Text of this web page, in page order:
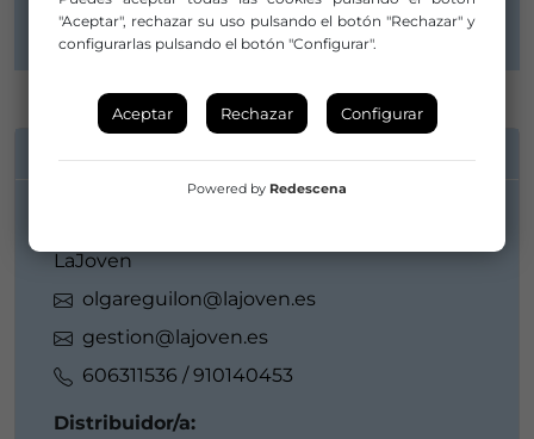
LaJoven
olgareguilon@lajoven.es
gestion@lajoven.es
606311536 / 910140453
Distribuidor/a:
"Aceptar", rechazar su uso pulsando el botón "Rechazar" y
configurarlas pulsando el botón "Configurar".
Aceptar Rechazar Configurar
Powered by Redescena